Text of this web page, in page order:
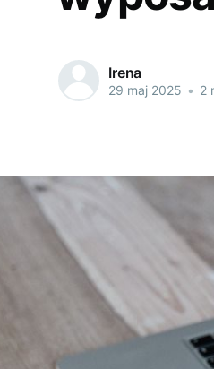
Irena
29 maj 2025 • 2